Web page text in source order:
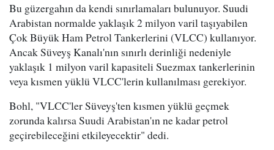
Bu güzergahın da kendi sınırlamaları bulunuyor. Suudi
Arabistan normalde yaklaşık 2 milyon varil taşıyabilen
Çok Büyük Ham Petrol Tankerlerini (VLCC) kullanıyor.
Ancak Süveyş Kanalı'nın sınırlı derinliği nedeniyle
yaklaşık 1 milyon varil kapasiteli Suezmax tankerlerinin
veya kısmen yüklü VLCC'lerin kullanılması gerekiyor.
Bohl, "VLCC'ler Süveyş'ten kısmen yüklü geçmek
zorunda kalırsa Suudi Arabistan'ın ne kadar petrol
geçirebileceğini etkileyecektir" dedi.